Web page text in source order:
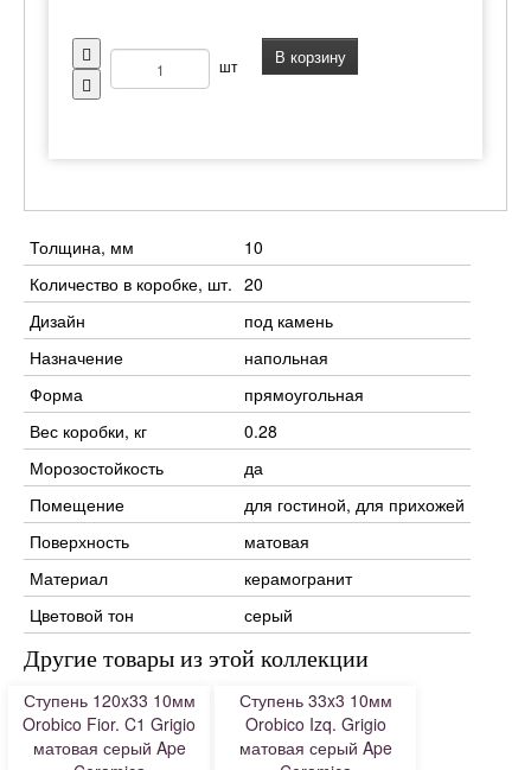
шт В корзину
Толщина, мм
10
Количество в коробке, шт. 20
Дизайн
под камень
Назначение
напольная
Форма
прямоугольная
Вес коробки, кг
0.28
Морозостойкость
да
Помещение
для гостиной, для прихожей
Поверхность
матовая
Материал
керамогранит
Цветовой тон
серый
Другие товары из этой коллекции
Ступень 120x33 10мм
Orobico Fior. C1 Grigio
матовая серый Ape
Ступень 33x3 10мм
Orobico Izq. Grigio
матовая серый Ape